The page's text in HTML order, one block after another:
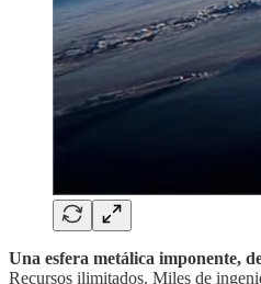
Una esfera metálica imponente,
Recursos ilimitados. Miles de